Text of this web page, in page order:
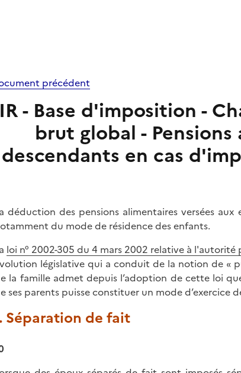
précédent
IR - Base d'imposition -
brut global -
descendants en cas
déduction des pensions alimentaires versées
du mode de résidence des enfants.
loi n° 2002-305 du 4 mars 2002 relative à l'autorité
législative qui a conduit de la notion de «
la famille admet depuis l’adoption de cette loi
ses parents puisse constituer un mode d’exercice
Séparation de fait